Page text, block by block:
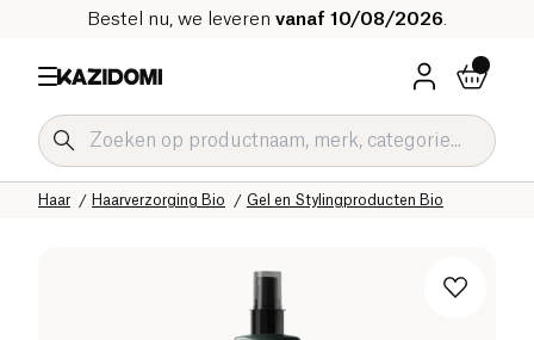
Bestel nu, we leveren vanaf 10/08/2026
Gel en Stylingproducten Bio
Haarverzorging Bio
Haar
Hygiëne & Schoonheid
Onze biologische catalogus
Home